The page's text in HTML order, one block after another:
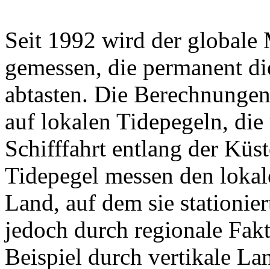
Seit 1992 wird der globale
gemessen, die permanent
abtasten. Die
auf lokalen Tidepegeln,
Schifffahrt entlang der
Tidepegel messen den
Land, auf dem sie
jedoch durch regionale
Beispiel durch vertikale